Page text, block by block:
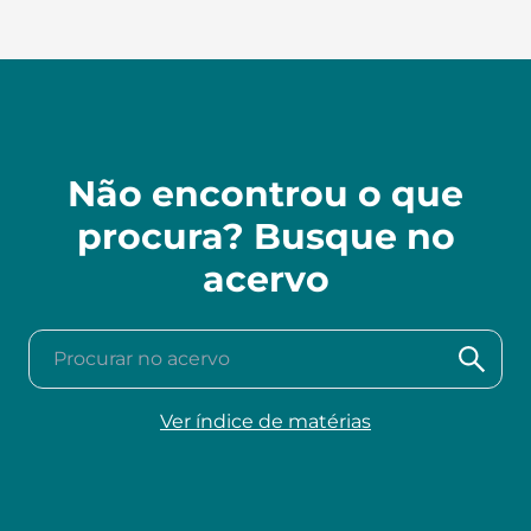
Não encontrou o que
procura? Busque no
acervo
Procurar no acervo
Ver índice de matérias